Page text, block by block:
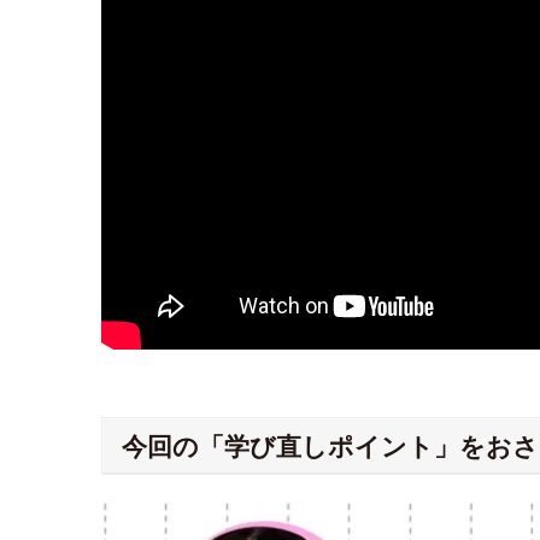
今回の「学び直しポイント」をお